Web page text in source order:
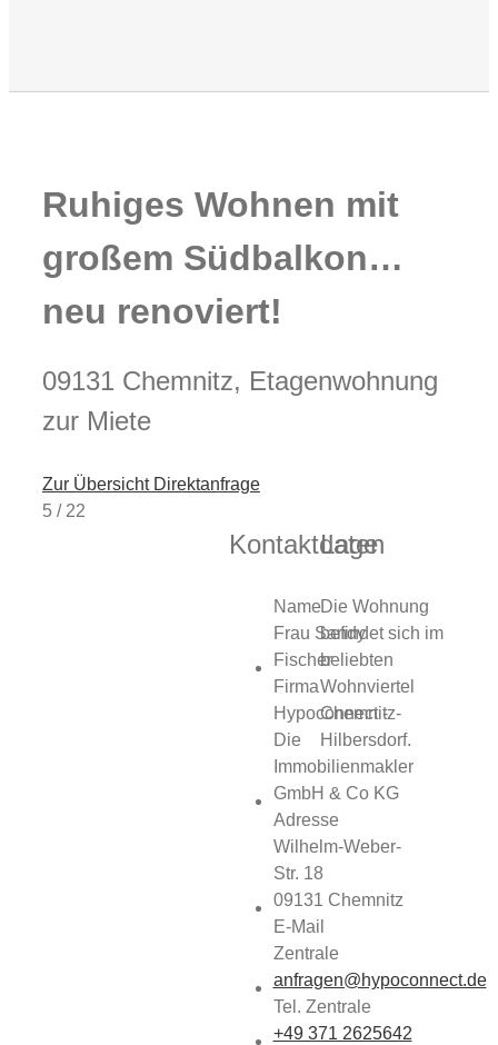
Ruhiges Wohnen mit
großem Südbalkon…
neu renoviert!
09131 Chemnitz, Etagenwohnung
zur Miete
Zur Übersicht Direktanfrage
5 / 22
Kontaktdaten
Name
Frau Sandy
Fischer
Firma
Hypoconnect -
Die
Immobilienmakler
GmbH & Co KG
Adresse
Wilhelm-Weber-
Str. 18
09131 Chemnitz
E-Mail
Zentrale
anfragen@hypoconnect.de
Tel. Zentrale
+49 371 2625642
Lage
Die Wohnung
befindet sich im
beliebten
Wohnviertel
Chemnitz-
Hilbersdorf.